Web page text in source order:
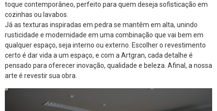
toque contemporâneo, perfeito para quem deseja sofisticação em
cozinhas ou lavabos.
Já as texturas inspiradas em pedra se mantêm em alta, unindo
rusticidade e modernidade em uma combinação que vai bem em
qualquer espaço, seja interno ou externo. Escolher o revestimento
certo é dar vida a um espaço, e com a Artgran, cada detalhe é
pensado para oferecer inovação, qualidade e beleza. Afinal, a nossa
arte é revestir sua obra.